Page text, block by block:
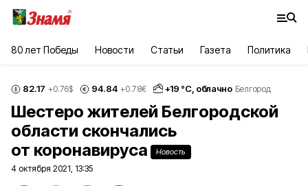
80 лет Победы Новости Статьи Газета Политика
82.17 +0.76$ 94.84 +0.78€ +19 °С, облачно Белгород
Шестеро жителей Белгородской
области скончались
от коронавируса
Новость
4 октября 2021, 13:35